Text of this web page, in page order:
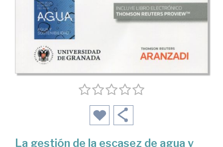
La gestión de la escasez de agua y